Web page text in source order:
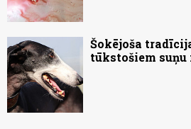
Šokējoša
tūkstošiem